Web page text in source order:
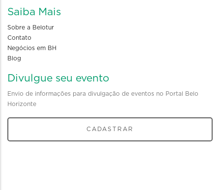
Saiba Mais
Sobre a Belotur
Contato
Negócios em BH
Blog
Divulgue seu evento
Envio de informações para divulgação de eventos no Portal Belo
Horizonte
CADASTRAR